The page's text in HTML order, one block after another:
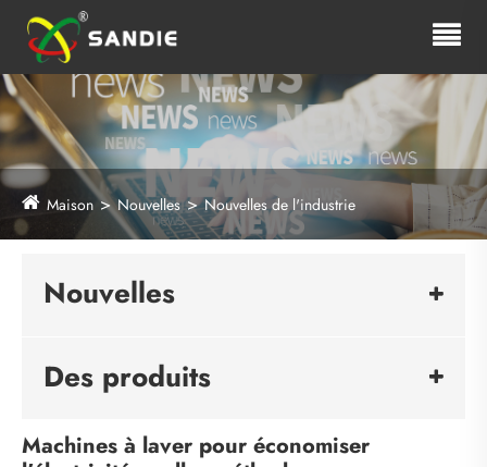
Maison Nouvelles Nouvelles de l'industrie
Nouvelles
Des produits
Machines à laver pour économiser